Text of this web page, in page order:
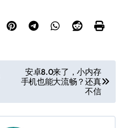
安卓8.0来了，小内存
手机也能大流畅？还真
不信